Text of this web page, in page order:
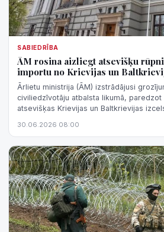
SABIEDRĪBA
ĀM rosina aizliegt atsevišķu
importu no Krievijas un
Ārlietu ministrija (ĀM) izstrādājusi
civiliedzīvotāju atbalsta likumā,
atsevišķas Krievijas un Baltkrievijas
30.06.2026 08:00